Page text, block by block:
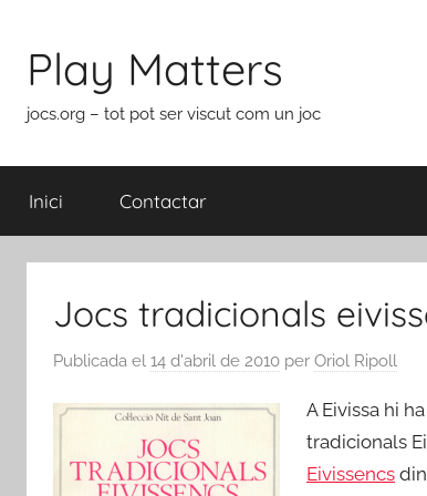
contingut
Play Matters
jocs.org – tot pot ser viscut com un joc
Inici Contactar
Jocs tradicionals
Publicada el 14 d'abril de 2010 per Oriol Ripoll
A Eivissa hi
tradicionals
Eivissencs